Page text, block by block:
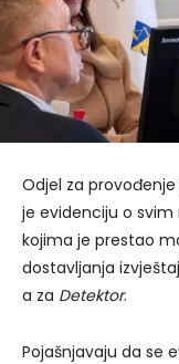
Odjel za
je evidenciju o
kojima je prestao
dostavljanja
a za Detektor.
Pojašnjavaju da se